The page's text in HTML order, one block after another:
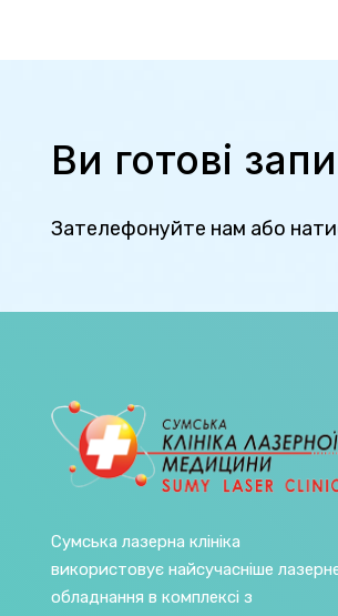
Ви готові
Зателефонуйте нам або
Сумська лазерна клініка
використовує найсучасніше
обладнання в комплексі з